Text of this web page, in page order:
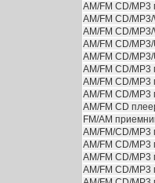
АМ/FM CD/MP3
АМ/FM CD/MP3/
АМ/FM CD/MP3/
АМ/FM CD/MP3/
АМ/FM CD/MP3/
АМ/FM CD/MP3
АМ/FM CD/MP3
АМ/FM CD/MP3
АМ/FM CD
FM/AM
AM/FM/CD/MP3
АМ/FM CD/MP3
АМ/FM CD/MP3
АМ/FM CD/MP3